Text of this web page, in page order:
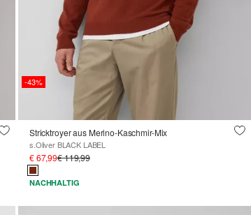
-43%
Stricktroyer aus Merino-Kaschmir-Mix
s.Oliver BLACK LABEL
€ 67,99€ 119,99
NACHHALTIG